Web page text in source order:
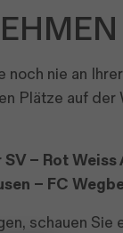
noch nie an
Plätze auf der
– Rot Weiss
– FC
schauen Sie